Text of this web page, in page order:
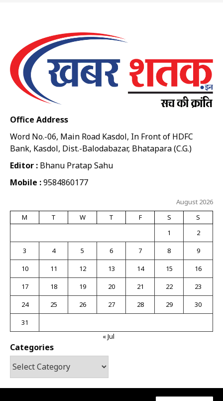
Office Address
Word No.-06, Main Road Kasdol, In Front of HDFC
Bank, Kasdol, Dist.-Balodabazar, Bhatapara (C.G.)
Editor : Bhanu Pratap Sahu
Mobile :9584860177
August 2026
M
T W T F S
S
1
2
3
4 5 6 7 8
9
10
11 12 13 14 15
16
17
18 19 20 21 22
23
24
25 26 27 28 29
30
31
« Jul
Categories